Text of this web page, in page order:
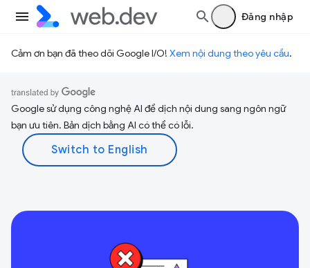
Đăng nhập
Cảm ơn bạn đã theo dõi Google I/O! Xem nội dung theo yêu cầu.
Google sử dụng công nghệ AI để dịch nội dung sang ngôn ngữ
bạn ưu tiên. Bản dịch bằng AI có thể có lỗi.